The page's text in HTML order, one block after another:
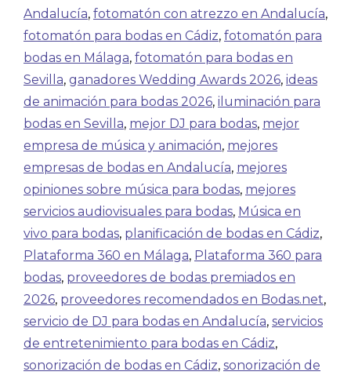
Andalucía, fotomatón con atrezzo en Andalucía,
fotomatón para bodas en Cádiz, fotomatón para
bodas en Málaga, fotomatón para bodas en
Sevilla, ganadores Wedding Awards 2026, ideas
de animación para bodas 2026, iluminación para
bodas en Sevilla, mejor DJ para bodas, mejor
empresa de música y animación, mejores
empresas de bodas en Andalucía, mejores
opiniones sobre música para bodas, mejores
servicios audiovisuales para bodas, Música en
vivo para bodas, planificación de bodas en Cádiz,
Plataforma 360 en Málaga, Plataforma 360 para
bodas, proveedores de bodas premiados en
2026, proveedores recomendados en Bodas.net,
servicio de DJ para bodas en Andalucía, servicios
de entretenimiento para bodas en Cádiz,
sonorización de bodas en Cádiz, sonorización de